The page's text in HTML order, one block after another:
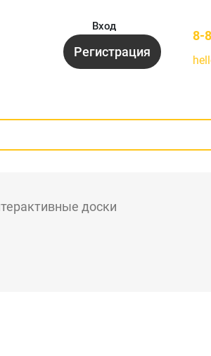
Вход
Регистрация
8-
доски